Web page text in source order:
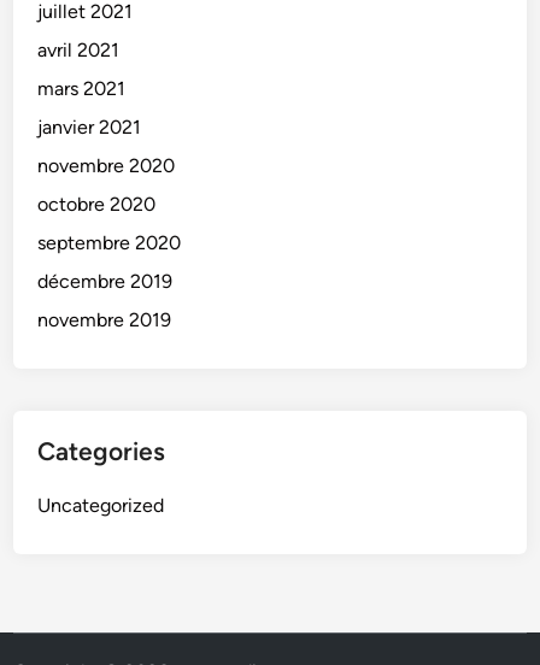
juillet 2021
avril 2021
mars 2021
janvier 2021
novembre 2020
octobre 2020
septembre 2020
décembre 2019
novembre 2019
Categories
Uncategorized